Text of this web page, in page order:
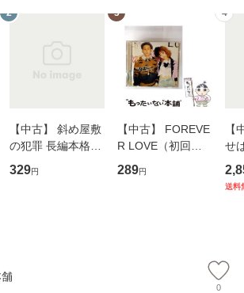
2
【中古】 斜め屋敷
の犯罪 長編本格推
理小説 (光文社文
庫) / 島田荘司 / 光
329円
3
【中古】 FOREVE
R LOVE（初回生
産限定盤） / 清水
翔太×加藤ミリヤ /
289円
4
【
せ
タ
送料
0